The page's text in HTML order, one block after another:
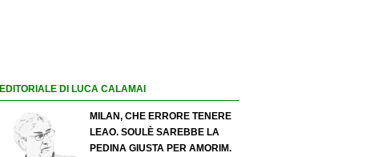
EDITORIALE DI LUCA CALAMAI
MILAN, CHE ERRORE TENERE
LEAO. SOULÈ SAREBBE LA
PEDINA GIUSTA PER AMORIM.